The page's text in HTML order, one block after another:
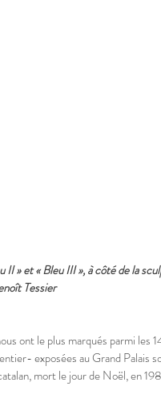
II » et « Bleu III », à côté de la
Tessier
ont le plus marqués parmi les
exposées au Grand Palais
mort le jour de Noël, en